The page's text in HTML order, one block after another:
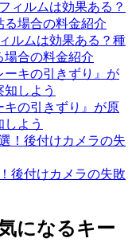
ルムは効果ある？種
場合の料金紹介
キの引きずり』が原
よう
後付けカメラの失敗
になるキー